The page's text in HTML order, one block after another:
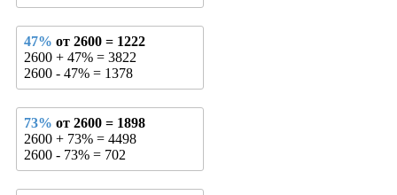
47% от 2600 = 1222
2600 + 47% = 3822
2600 - 47% = 1378
73% от 2600 = 1898
2600 + 73% = 4498
2600 - 73% = 702